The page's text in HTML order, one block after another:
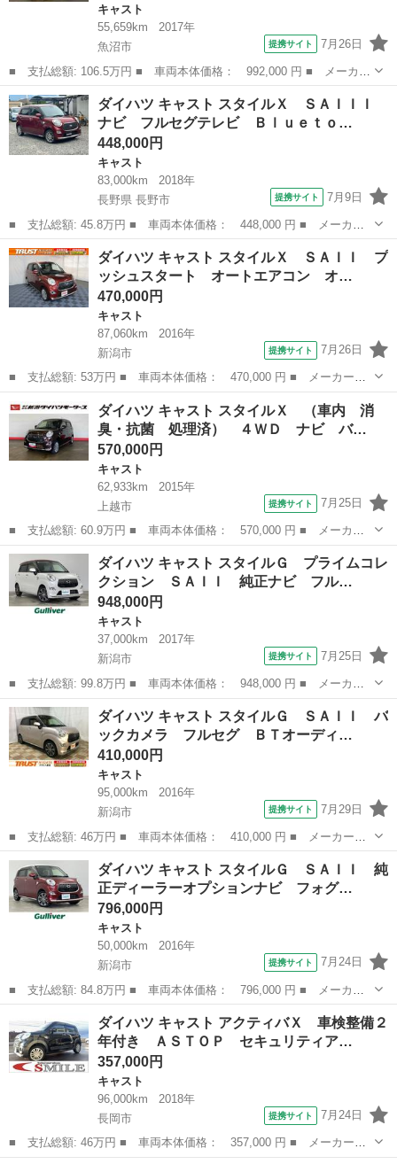
キャスト
55,659km
2017年
魚沼市
提携サイト 7月26日
■ 支払総額: 106.5万円 ■ 車両本体価格： 992,000 円 ■ メーカー
名： ダイハツ ■ 車種名： キャスト ■ グレード名： スタイル
Ｇ ＳＡＩＩ （車内 消臭・抗菌 処理済） 衝突被害軽減システ
ム ４ＷＤ...
新潟 魚沼市 キャスト
ダイハツ キャスト スタイルＸ ＳＡＩＩＩ
ナビ フルセグテレビ Ｂｌｕｅｔｏ…
448,000円
キャスト
83,000km
2018年
長野県 長野市
提携サイト 7月9日
■ 支払総額: 45.8万円 ■ 車両本体価格： 448,000 円 ■ メーカー
名： ダイハツ ■ 車種名： キャスト ■ グレード名： スタイル
Ｘ ＳＡＩＩＩ ナビ フルセグテレビ Ｂｌｕｅｔｏｏｔｈ ＥＴ
Ｃ バックカ...
長野 長野市 キャスト
ダイハツ キャスト スタイルＸ ＳＡＩＩ プ
ッシュスタート オートエアコン オ…
470,000円
キャスト
87,060km
2016年
新潟市
提携サイト 7月26日
■ 支払総額: 53万円 ■ 車両本体価格： 470,000 円 ■ メーカー
名： ダイハツ ■ 車種名： キャスト ■ グレード名： スタイル
Ｘ ＳＡＩＩ プッシュスタート オートエアコン オートライト
ナビ フルセグＴ...
新潟 キャスト
ダイハツ キャスト スタイルＸ （車内 消
臭・抗菌 処理済） ４ＷＤ ナビ バ…
570,000円
キャスト
62,933km
2015年
上越市
提携サイト 7月25日
■ 支払総額: 60.9万円 ■ 車両本体価格： 570,000 円 ■ メーカー
名： ダイハツ ■ 車種名： キャスト ■ グレード名： スタイル
Ｘ （車内 消臭・抗菌 処理済） ４ＷＤ ナビ バックカメラ
キーフリーシ...
新潟 上越市 キャスト
ダイハツ キャスト スタイルＧ プライムコレ
クション ＳＡＩＩ 純正ナビ フル…
948,000円
キャスト
37,000km
2017年
新潟市
提携サイト 7月25日
■ 支払総額: 99.8万円 ■ 車両本体価格： 948,000 円 ■ メーカー
名： ダイハツ ■ 車種名： キャスト ■ グレード名： スタイル
Ｇ プライムコレクション ＳＡＩＩ 純正ナビ フルセグＴＶ Ｂ
ｌｕｅｔｏｏ...
新潟 新潟市 キャスト
ダイハツ キャスト スタイルＧ ＳＡＩＩ バ
ックカメラ フルセグ ＢＴオーディ…
410,000円
キャスト
95,000km
2016年
新潟市
提携サイト 7月29日
■ 支払総額: 46万円 ■ 車両本体価格： 410,000 円 ■ メーカー
名： ダイハツ ■ 車種名： キャスト ■ グレード名： スタイル
Ｇ ＳＡＩＩ バックカメラ フルセグ ＢＴオーディオ ＤＶＤ再
生 純正ナビ Ｌ...
新潟 新潟市 キャスト
ダイハツ キャスト スタイルＧ ＳＡＩＩ 純
正ディーラーオプションナビ フォグ…
796,000円
キャスト
50,000km
2016年
新潟市
提携サイト 7月24日
■ 支払総額: 84.8万円 ■ 車両本体価格： 796,000 円 ■ メーカー
名： ダイハツ ■ 車種名： キャスト ■ グレード名： スタイル
Ｇ ＳＡＩＩ 純正ディーラーオプションナビ フォグランプ 純正
ドアバイザー...
キャスト
ダイハツ キャスト アクティバＸ 車検整備２
年付き ＡＳＴＯＰ セキュリティア…
357,000円
キャスト
96,000km
2018年
長岡市
提携サイト 7月24日
■ 支払総額: 46万円 ■ 車両本体価格： 357,000 円 ■ メーカー
名： ダイハツ ■ 車種名： キャスト ■ グレード名： アクティ